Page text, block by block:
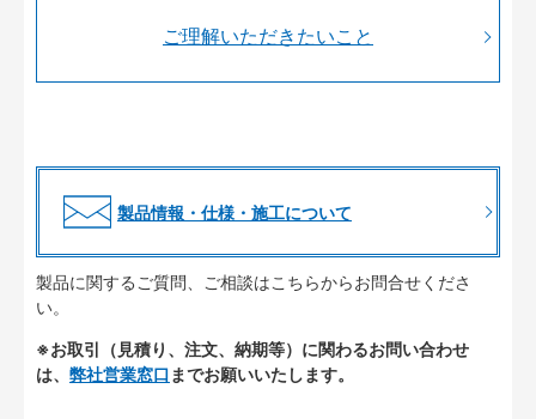
ご理解いただきたいこと
製品情報・仕様・施工について
製品に関するご質問、ご相談はこちらからお問合せくださ
い。
※お取引（見積り、注文、納期等）に関わるお問い合わせ
は、 弊社営業窓口 までお願いいたします。